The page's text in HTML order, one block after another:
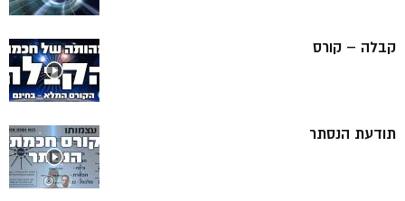
קבלה – קורס
תודעת הנסתר